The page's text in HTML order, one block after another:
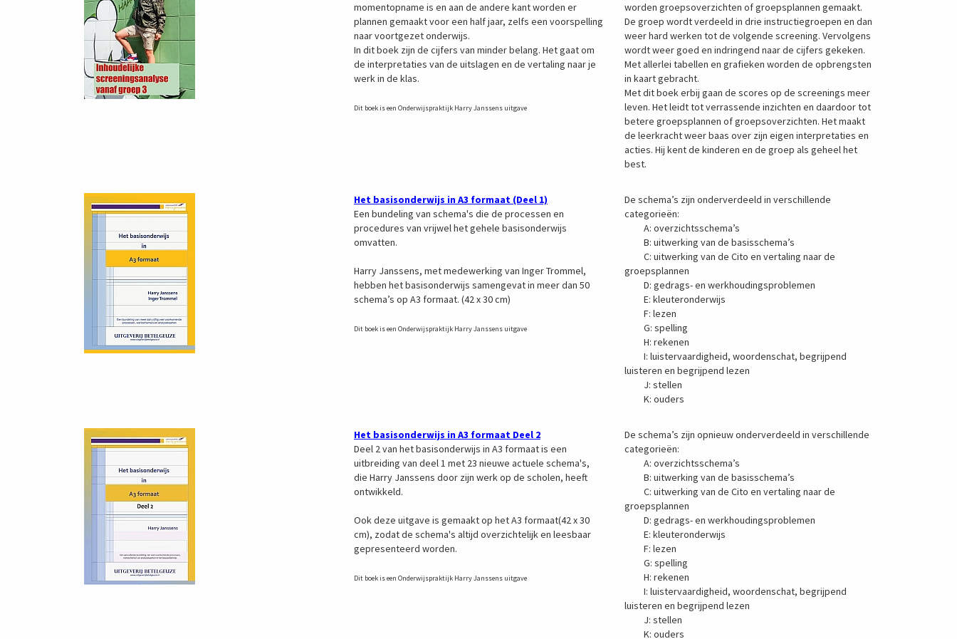
momentopname is en aan de andere kant worden er
plannen gemaakt voor een half jaar, zelfs een voorspelling
naar voortgezet onderwijs.
In dit boek zijn de cijfers van minder belang. Het gaat om
de interpretaties van de uitslagen en de vertaling naar je
werk in de klas.
Dit boek is een Onderwijspraktijk Harry Janssens uitgave
worden groepsoverzichten of groepsplannen gemaakt.
De groep wordt verdeeld in drie instructiegroepen en dan
weer hard werken tot de volgende screening. Vervolgens
wordt weer goed en indringend naar de cijfers gekeken.
Met allerlei tabellen en grafieken worden de opbrengsten
in kaart gebracht.
Met dit boek erbij gaan de scores op de screenings meer
leven. Het leidt tot verrassende inzichten en daardoor tot
betere groepsplannen of groepsoverzichten. Het maakt
de leerkracht weer baas over zijn eigen interpretaties en
acties. Hij kent de kinderen en de groep als geheel het
best.
Het basisonderwijs in A3 formaat (Deel 1)
Een bundeling van schema's die de processen en
procedures van vrijwel het gehele basisonderwijs
omvatten.
Harry Janssens, met medewerking van Inger Trommel,
hebben het basisonderwijs samengevat in meer dan 50
schema’s op A3 formaat. (42 x 30 cm)
Dit boek is een Onderwijspraktijk Harry Janssens uitgave
De schema’s zijn onderverdeeld in verschillende
categorieën:
A: overzichtsschema’s
B: uitwerking van de basisschema’s
C: uitwerking van de Cito en vertaling naar de
groepsplannen
D: gedrags- en werkhoudingsproblemen
E: kleuteronderwijs
F: lezen
G: spelling
H: rekenen
I: luistervaardigheid, woordenschat, begrijpend
luisteren en begrijpend lezen
J: stellen
K: ouders
Het basisonderwijs in A3 formaat Deel 2
Deel 2 van het basisonderwijs in A3 formaat is een
uitbreiding van deel 1 met 23 nieuwe actuele schema's,
die Harry Janssens door zijn werk op de scholen, heeft
ontwikkeld.
Ook deze uitgave is gemaakt op het A3 formaat(42 x 30
cm), zodat de schema's altijd overzichtelijk en leesbaar
gepresenteerd worden.
Dit boek is een Onderwijspraktijk Harry Janssens uitgave
De schema’s zijn opnieuw onderverdeeld in verschillende
categorieën:
A: overzichtsschema’s
B: uitwerking van de basisschema’s
C: uitwerking van de Cito en vertaling naar de
groepsplannen
D: gedrags- en werkhoudingsproblemen
E: kleuteronderwijs
F: lezen
G: spelling
H: rekenen
I: luistervaardigheid, woordenschat, begrijpend
luisteren en begrijpend lezen
J: stellen
K: ouders